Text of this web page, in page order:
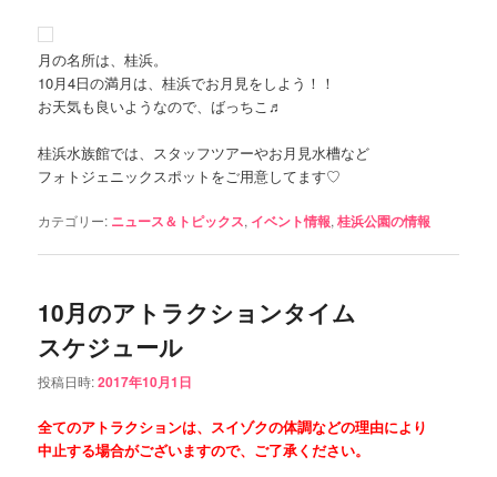
月の名所は、桂浜。
10月4日の満月は、桂浜でお月見をしよう！！
お天気も良いようなので、ばっちこ♬
桂浜水族館では、スタッフツアーやお月見水槽など
フォトジェニックスポットをご用意してます♡
カテゴリー: ニュース＆トピックス, イベント情報,桂浜公園の情報
10月のアトラクションタイム
スケジュール
投稿日時:2017年10月1日
全てのアトラクションは、スイゾクの体調などの理由により
中止する場合がございますので、ご了承ください。